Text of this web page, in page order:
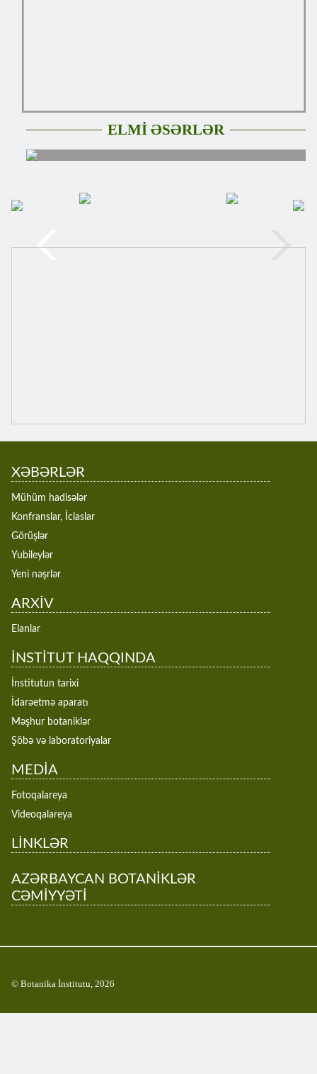
ELMİ ƏSƏRLƏR
XƏBƏRLƏR
Mühüm hadisələr
Konfranslar, İclaslar
Görüşlər
Yubileylər
Yeni nəşrlər
ARXİV
Elanlar
İNSTİTUT HAQQINDA
İnstitutun tarixi
İdarəetmə aparatı
Məşhur botaniklər
Şöbə və laboratoriyalar
MEDİA
Fotoqalareya
Videoqalareya
LİNKLƏR
AZƏRBAYCAN BOTANİKLƏR
CƏMİYYƏTİ
© Botanika İnstitutu, 2026